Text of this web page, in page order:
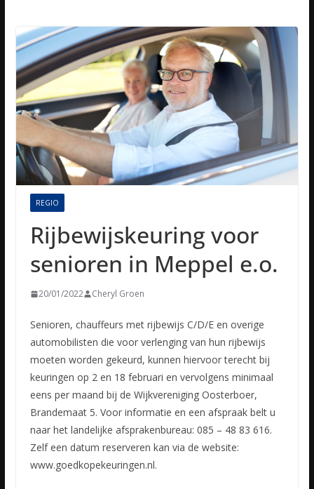
REGIO
Rijbewijskeuring voor
senioren in Meppel e.o.
20/01/2022 Cheryl Groen
Senioren, chauffeurs met rijbewijs C/D/E en overige
automobilisten die voor verlenging van hun rijbewijs
moeten worden gekeurd, kunnen hiervoor terecht bij
keuringen op 2 en 18 februari en vervolgens minimaal
eens per maand bij de Wijkvereniging Oosterboer,
Brandemaat 5. Voor informatie en een afspraak belt u
naar het landelijke afsprakenbureau: 085 – 48 83 616.
Zelf een datum reserveren kan via de website:
www.goedkopekeuringen.nl.